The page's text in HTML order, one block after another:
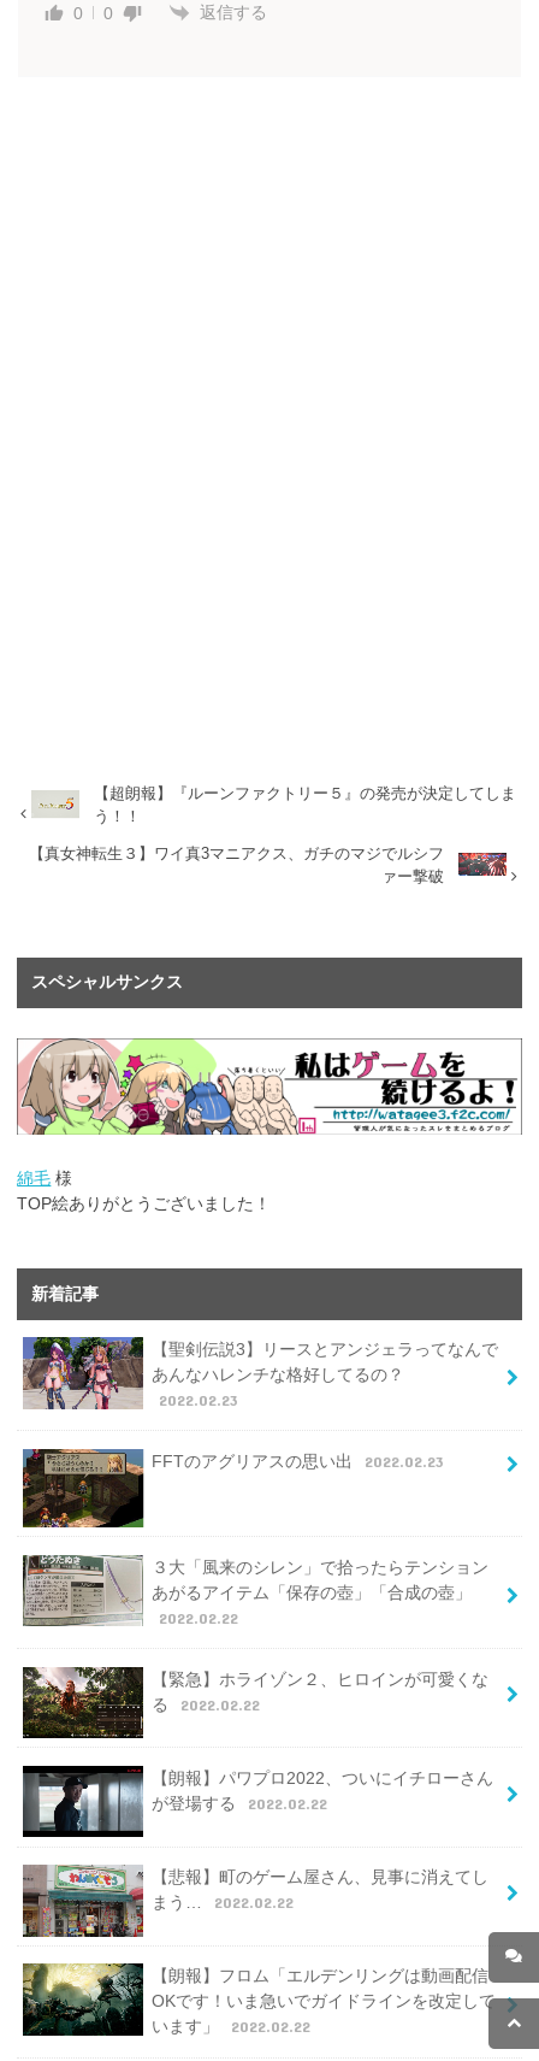
0 0 返信する
【超朗報】『ルーンファクトリー５』の発売が決定してしま
う！！
【真女神転生３】ワイ真3マニアクス、ガチのマジでルシフ
ァー撃破
スペシャルサンクス
綿毛 様
TOP絵ありがとうございました！
新着記事
【聖剣伝説3】リースとアンジェラってなんで
あんなハレンチな格好してるの？
2022.02.23
FFTのアグリアスの思い出 2022.02.23
３大「風来のシレン」で拾ったらテンション
あがるアイテム「保存の壺」「合成の壺」
2022.02.22
【緊急】ホライゾン２、ヒロインが可愛くな
る
2022.02.22
【朗報】パワプロ2022、ついにイチローさん
が登場する
2022.02.22
【悲報】町のゲーム屋さん、見事に消えてし
まう…
2022.02.22
【朗報】フロム「エルデンリングは動画配信
OKです！いま急いでガイドラインを改定して
います」
2022.02.22